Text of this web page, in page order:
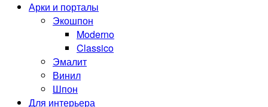
Арки и порталы
Экошпон
Moderno
Classico
Эмалит
Винил
Шпон
Для интерьера